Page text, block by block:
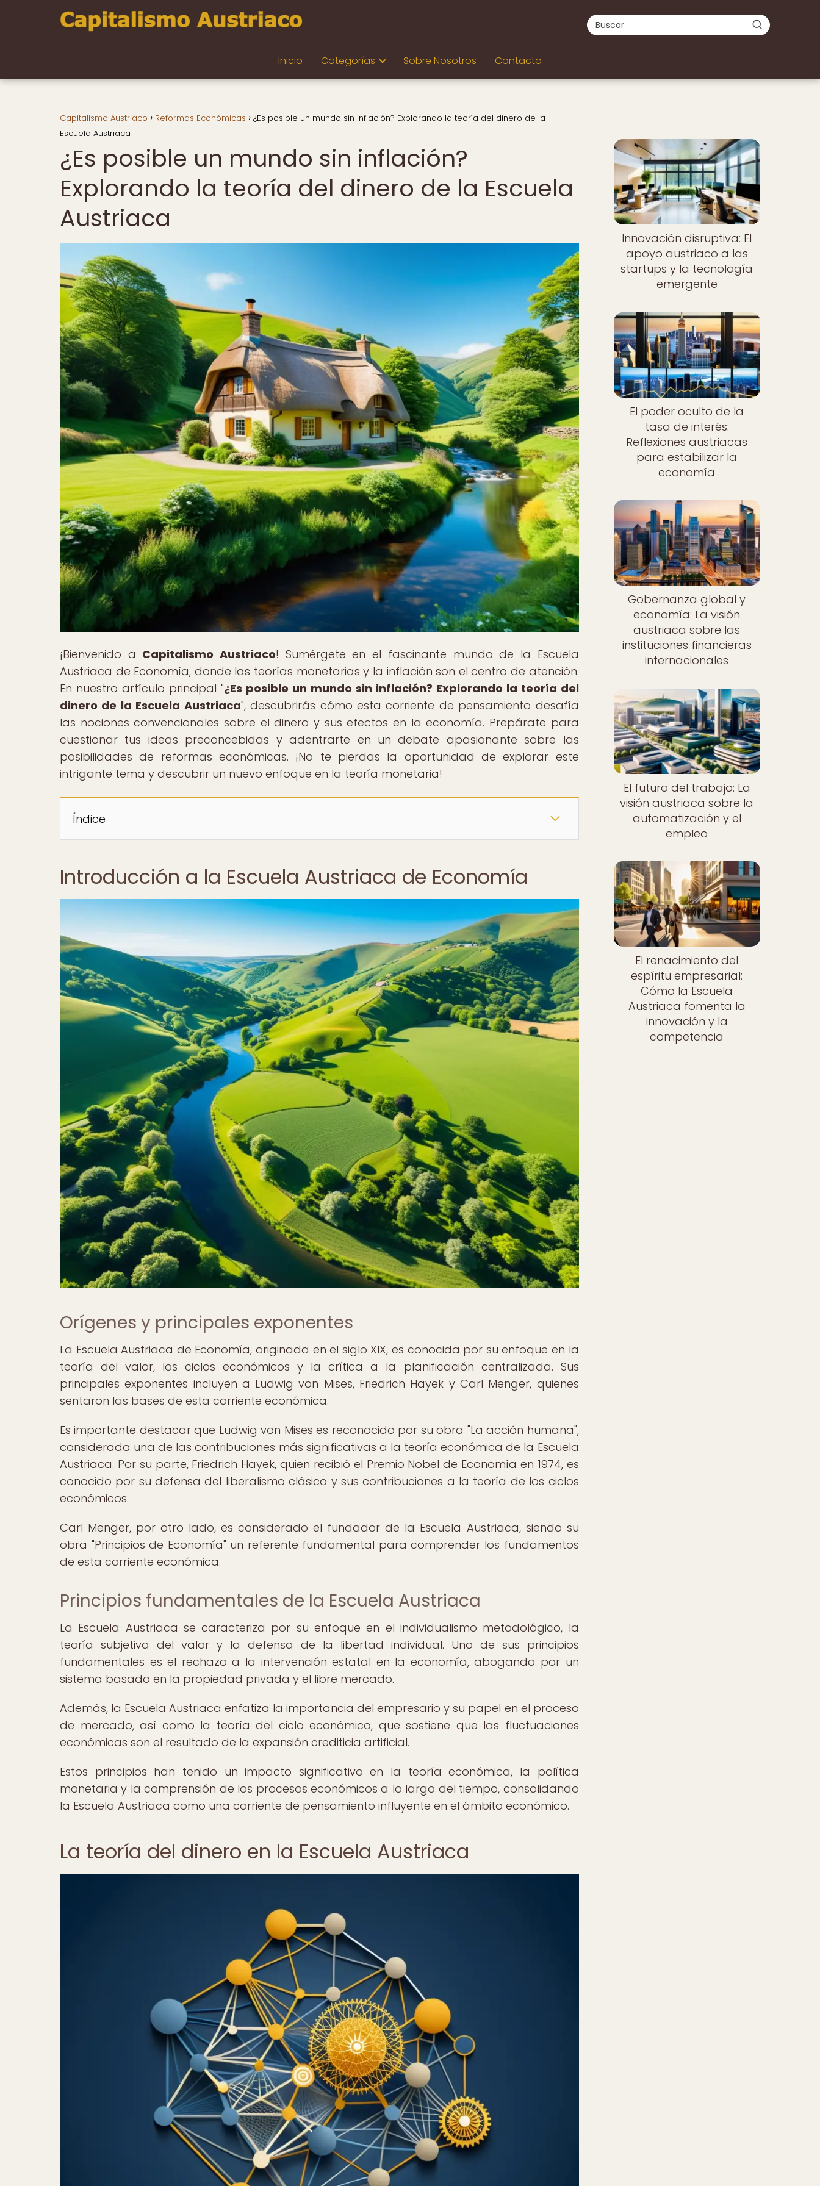
Inicio Categorías Sobre Nosotros Contacto
Capitalismo Austriaco Reformas Económicas
¿Es posible un mundo sin inflación? Explorando la teoría del dinero de la
Escuela Austriaca
¿Es posible un mundo sin inflación?
Explorando la teoría del dinero de la Escuela
Austriaca
¡Bienvenido a Capitalismo Austriaco! Sumérgete en el fascinante mundo de la Escuela
Austriaca de Economía, donde las teorías monetarias y la inflación son el centro de atención.
En nuestro artículo principal "¿Es posible un mundo sin inflación? Explorando la teoría del
dinero de la Escuela Austriaca", descubrirás cómo esta corriente de pensamiento desafía
las nociones convencionales sobre el dinero y sus efectos en la economía. Prepárate para
cuestionar tus ideas preconcebidas y adentrarte en un debate apasionante sobre las
posibilidades de reformas económicas. ¡No te pierdas la oportunidad de explorar este
intrigante tema y descubrir un nuevo enfoque en la teoría monetaria!
Índice
Introducción a la Escuela Austriaca de Economía
Orígenes y principales exponentes
La Escuela Austriaca de Economía, originada en el siglo XIX, es conocida por su enfoque en la
teoría del valor, los ciclos económicos y la crítica a la planificación centralizada. Sus
principales exponentes incluyen a Ludwig von Mises, Friedrich Hayek y Carl Menger, quienes
sentaron las bases de esta corriente económica.
Es importante destacar que Ludwig von Mises es reconocido por su obra "La acción humana",
considerada una de las contribuciones más significativas a la teoría económica de la Escuela
Austriaca. Por su parte, Friedrich Hayek, quien recibió el Premio Nobel de Economía en 1974, es
conocido por su defensa del liberalismo clásico y sus contribuciones a la teoría de los ciclos
económicos.
Carl Menger, por otro lado, es considerado el fundador de la Escuela Austriaca, siendo su
obra "Principios de Economía" un referente fundamental para comprender los fundamentos
de esta corriente económica.
Principios fundamentales de la Escuela Austriaca
La Escuela Austriaca se caracteriza por su enfoque en el individualismo metodológico, la
teoría subjetiva del valor y la defensa de la libertad individual. Uno de sus principios
fundamentales es el rechazo a la intervención estatal en la economía, abogando por un
sistema basado en la propiedad privada y el libre mercado.
Además, la Escuela Austriaca enfatiza la importancia del empresario y su papel en el proceso
de mercado, así como la teoría del ciclo económico, que sostiene que las fluctuaciones
económicas son el resultado de la expansión crediticia artificial.
Estos principios han tenido un impacto significativo en la teoría económica, la política
monetaria y la comprensión de los procesos económicos a lo largo del tiempo, consolidando
la Escuela Austriaca como una corriente de pensamiento influyente en el ámbito económico.
La teoría del dinero en la Escuela Austriaca
Innovación disruptiva: El
apoyo austriaco a las
startups y la tecnología
emergente
El poder oculto de la
tasa de interés:
Reflexiones austriacas
para estabilizar la
economía
Gobernanza global y
economía: La visión
austriaca sobre las
instituciones financieras
internacionales
El futuro del trabajo: La
visión austriaca sobre la
automatización y el
empleo
El renacimiento del
espíritu empresarial:
Cómo la Escuela
Austriaca fomenta la
innovación y la
competencia